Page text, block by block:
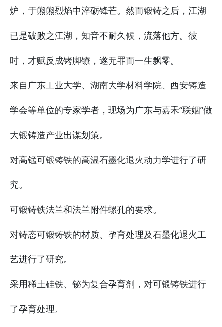
炉，于熊熊烈焰中淬砺锋芒。然而锻铸之后，江湖
已是破败之江湖，知音不耐久候，流落他方。彼
时，才赋反成铐脚镣，遂无罪而一生飘零。
来自广东工业大学、湖南大学材料学院、西安铸造
学会等单位的专家学者，现场为广东与嘉禾“联姻”做
大锻铸造产业出谋划策。
对高锰可锻铸铁的高温石墨化退火动力学进行了研
究。
可锻铸铁法兰和法兰附件螺孔的要求。
对铸态可锻铸铁的材质、孕育处理及石墨化退火工
艺进行了研究。
采用稀土硅铁、铋为复合孕育剂，对可锻铸铁进行
了孕育处理。